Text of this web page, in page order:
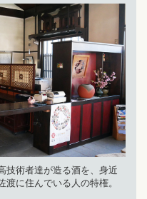
技術者達が造る酒を、身近
に住んでいる人の特権。